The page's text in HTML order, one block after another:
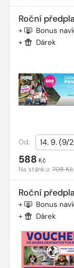
Roční
+ Bonus
+ Dárek
Od:
588 Kč
Na stánku:708 Kč
Roční
+ Bonus
+ Dárek